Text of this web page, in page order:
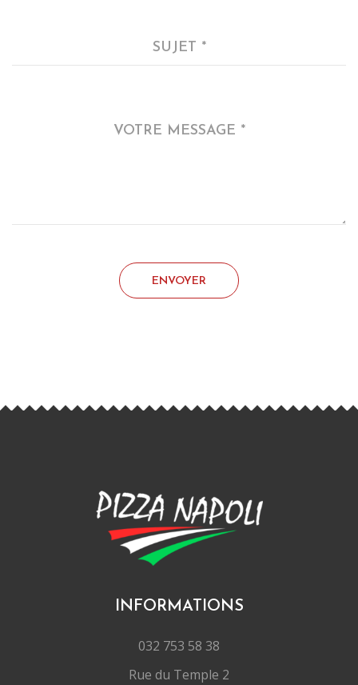
INFORMATIONS
032 753 58 38
Rue du Temple 2